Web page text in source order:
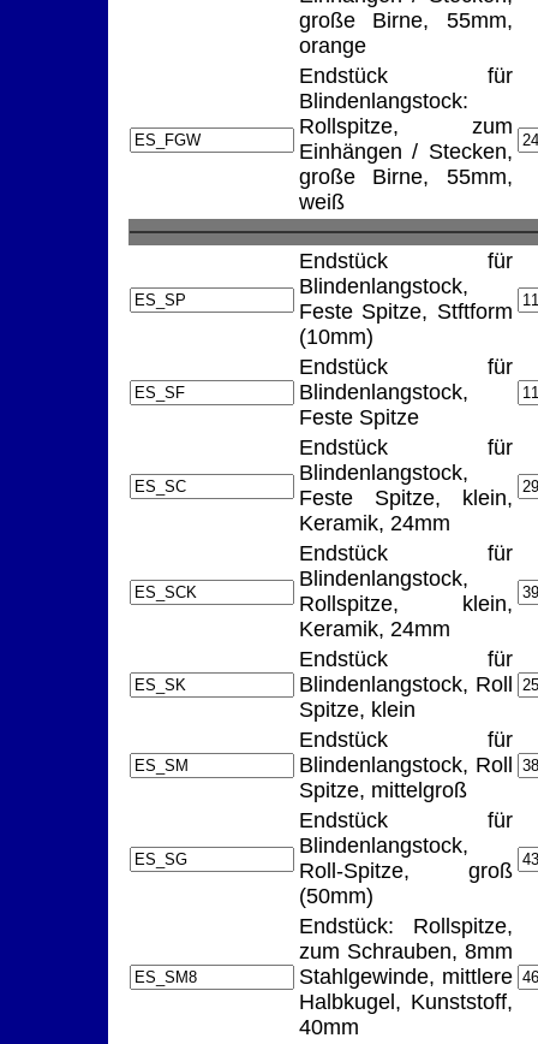
große Birne, 55mm,
orange
Endstück für
Blindenlangstock:
Rollspitze, zum
Einhängen / Stecken,
große Birne, 55mm,
weiß
Endstück für
Blindenlangstock,
Feste Spitze, Stftform
(10mm)
Endstück für
Blindenlangstock,
Feste Spitze
Endstück für
Blindenlangstock,
Feste Spitze, klein,
Keramik, 24mm
Endstück für
Blindenlangstock,
Rollspitze, klein,
Keramik, 24mm
Endstück für
Blindenlangstock, Roll
Spitze, klein
Endstück für
Blindenlangstock, Roll
Spitze, mittelgroß
Endstück für
Blindenlangstock,
Roll-Spitze, groß
(50mm)
Endstück: Rollspitze,
zum Schrauben, 8mm
Stahlgewinde, mittlere
Halbkugel, Kunststoff,
40mm